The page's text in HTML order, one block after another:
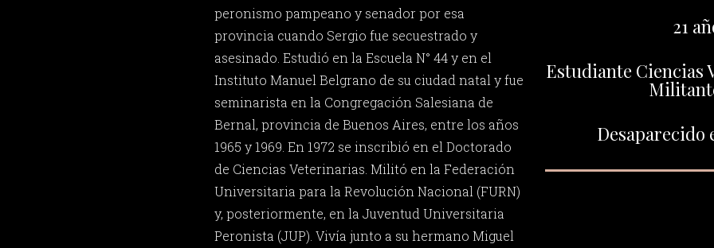
peronismo pampeano y senador por esa
provincia cuando Sergio fue secuestrado y
asesinado. Estudió en la Escuela N° 44 y en el
Instituto Manuel Belgrano de su ciudad natal y fue
seminarista en la Congregación Salesiana de
Bernal, provincia de Buenos Aires, entre los años
1965 y 1969. En 1972 se inscribió en el Doctorado
de Ciencias Veterinarias. Militó en la Federación
Universitaria para la Revolución Nacional (FURN)
y, posteriormente, en la Juventud Universitaria
Peronista (JUP). Vivía junto a su hermano Miguel
21
Estudiante Ciencias
Desaparecido